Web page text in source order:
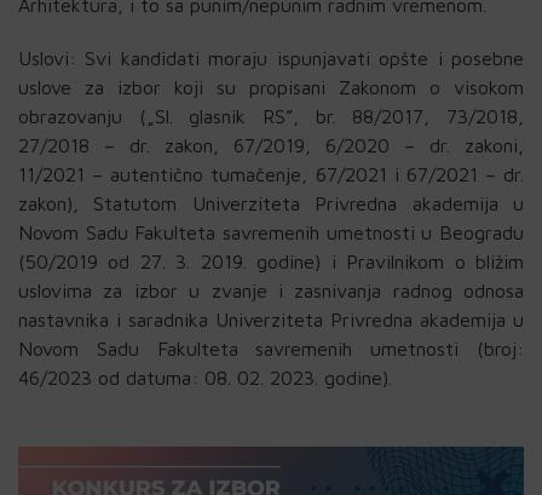
Arhitektura
i to sa punim/nepunim radnim vremenom
Uslovi: Svi kandidati moraju ispunjavati opšte i posebne
uslove za izbor koji su propisani Zakonom o visokom
obrazovanju („Sl. glasnik RS”, br. 88/2017, 73/2018,
27/2018 – dr. zakon, 67/2019, 6/2020 – dr. zakoni,
11/2021 – autentično tumačenje, 67/2021 i 67/2021 – dr.
zakon), Statutom Univerziteta Privredna akademija u
Novom Sadu Fakulteta savremenih umetnosti u Beogradu
(50/2019 od 27. 3. 2019. godine) i Pravilnikom o bližim
uslovima za izbor u zvanje i zasnivanja radnog odnosa
nastavnika i saradnika Univerziteta Privredna akademija u
Novom Sadu Fakulteta savremenih umetnosti (broj:
46/2023 od datuma: 08. 02. 2023. godine).